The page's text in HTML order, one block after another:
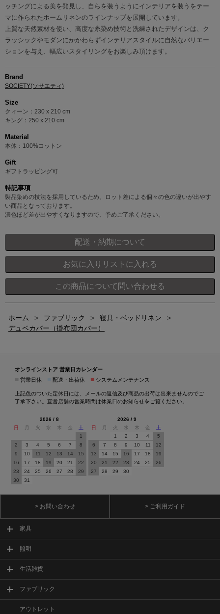
ッチングによる美を発見し、自らを装うようにインテリアを装うをテー
マに作られたホームリネンのラインナップを展開しています。
上質な天然素材を使い、高度な糸染め技術と洗練されたデザインは、ク
ラッシックやモダンにかかわらずインテリアスタイルに自然なバリエー
ションを与え、幅広いスタイリングをお楽しみ頂けます。
Brand
SOCIETY(ソサエティ)
Size
クィーン：230 x 210 cm
キング：250 x 210 cm
Material
本体：100%コットン
Gift
ギフトラッピング可
特記事項
製品染めの技法を採用しているため、ロット差による個々の色の違いが出やす
い商品となっております。
濃色ほど差が出やすくなりますので、予めご了承ください。
ホーム > ファブリック > 寝具・ベッドリネン
>
デュベカバー（掛布団カバー）
オンラインストア 営業日カレンダー
営業日休 配送・出荷休 ■ システムメンテナンス
上記色のついた定休日には、メールの返信及び商品の出荷は出来ませんのでご
了承下さい。直営店舗の営業時間は休業日のお知らせをご覧ください。
2026 / 8
日
月 火 水 木 金
土
1
2
3 4 5 6 7
8
9
10 11 12 13 14
15
16
17 18 19 20 21
22
23
24 25 26 27 28
29
30
31
2026 / 9
日
月 火 水 木 金
土
1
2 3 4
5
6
7 8 9 10 11
12
13
14 15 16 17 18
19
20
21 22 23 24 25
26
27
28 29 30
> お問い合わせ > ご利用ガイド
家具
照明
生活雑貨
ファブリック
アウトレット